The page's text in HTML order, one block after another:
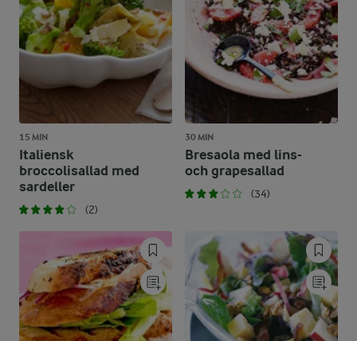
15 MIN
Italiensk
broccolisallad med
sardeller
(2)
30 MIN
Bresaola med lins-
och grapesallad
(34)